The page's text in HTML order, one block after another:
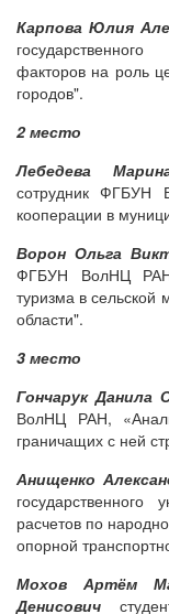
Карпова Юлия
факторов на роль
городов".
2 место
Лебедева
сотрудник ФГБУН
кооперации в
Ворон Ольга
ФГБУН ВолНЦ
туризма в сельской
области".
3 место
Гончарук Данила
ВолНЦ РАН,
граничащих с ней
Анищенко
государственного
расчетов по
опорной
Мохов Артём
Денисович